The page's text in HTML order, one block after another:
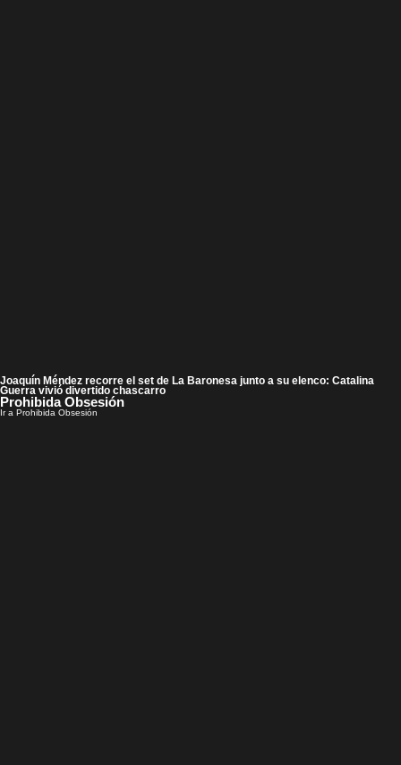
Joaquín Méndez recorre el set de La Baronesa junto a su elenco: Catalina
Guerra vivió divertido chascarro
Prohibida Obsesión
Ir a Prohibida Obsesión